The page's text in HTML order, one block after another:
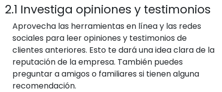
2.1 Investiga opiniones y testimonios
Aprovecha las herramientas en línea y las redes
sociales para leer opiniones y testimonios de
clientes anteriores. Esto te dará una idea clara de la
reputación de la empresa. También puedes
preguntar a amigos o familiares si tienen alguna
recomendación.